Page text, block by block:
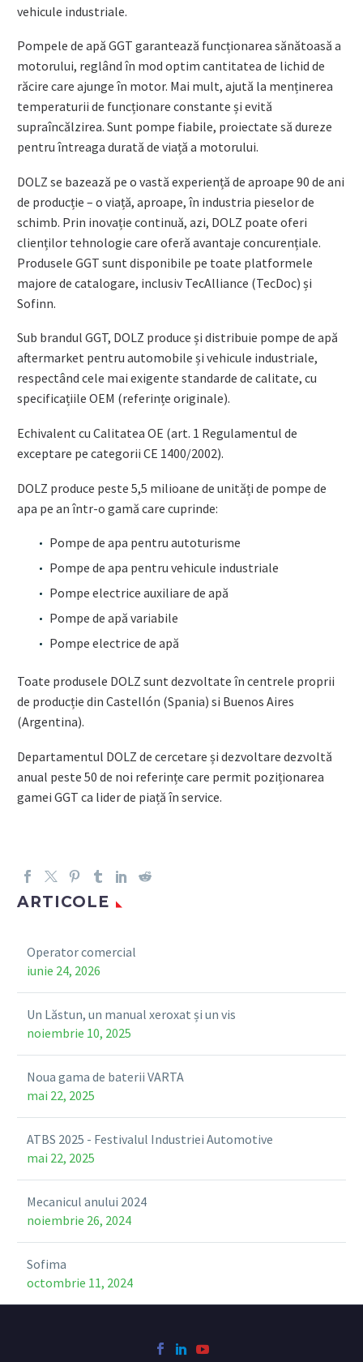
vehicule industriale.
Pompele de apă GGT garantează funcționarea sănătoasă a
motorului, reglând în mod optim cantitatea de lichid de
răcire care ajunge în motor. Mai mult, ajută la menținerea
temperaturii de funcționare constante și evită
supraîncălzirea. Sunt pompe fiabile, proiectate să dureze
pentru întreaga durată de viață a motorului.
DOLZ se bazează pe o vastă experiență de aproape 90 de ani
de producție – o viață, aproape, în industria pieselor de
schimb. Prin inovație continuă, azi, DOLZ poate oferi
clienților tehnologie care oferă avantaje concurențiale.
Produsele GGT sunt disponibile pe toate platformele
majore de catalogare, inclusiv TecAlliance (TecDoc) și
Sofinn.
Sub brandul GGT, DOLZ produce și distribuie pompe de apă
aftermarket pentru automobile și vehicule industriale,
respectând cele mai exigente standarde de calitate, cu
specificațiile OEM (referințe originale).
Echivalent cu Calitatea OE (art. 1 Regulamentul de
exceptare pe categorii CE 1400/2002).
DOLZ produce peste 5,5 milioane de unități de pompe de
apa pe an într-o gamă care cuprinde:
Pompe de apa pentru autoturisme
Pompe de apa pentru vehicule industriale
Pompe electrice auxiliare de apă
Pompe de apă variabile
Pompe electrice de apă
Toate produsele DOLZ sunt dezvoltate în centrele proprii
de producție din Castellón (Spania) si Buenos Aires
(Argentina).
Departamentul DOLZ de cercetare și dezvoltare dezvoltă
anual peste 50 de noi referințe care permit poziționarea
gamei GGT ca lider de piață în service.
ARTICOLE
Operator comercial
iunie 24, 2026
Un Lăstun, un manual xeroxat și un vis
noiembrie 10, 2025
Noua gama de baterii VARTA
mai 22, 2025
ATBS 2025 - Festivalul Industriei Automotive
mai 22, 2025
Mecanicul anului 2024
noiembrie 26, 2024
Sofima
octombrie 11, 2024